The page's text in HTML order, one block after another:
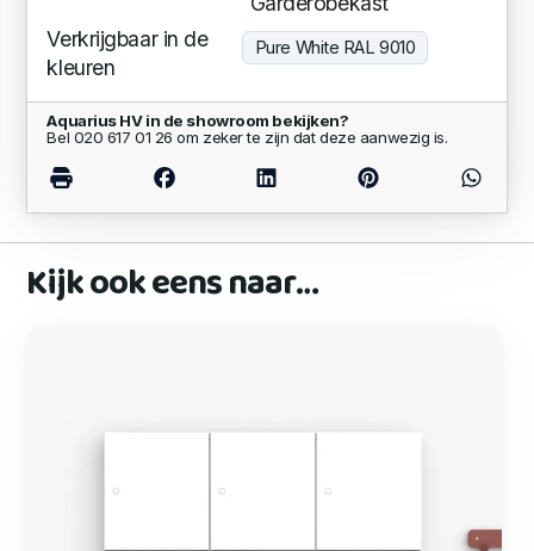
Verkrijgbaar in de
kleuren
Pure White RAL 9010
Aquarius HV in de showroom bekijken?
Bel 020 617 01 26 om zeker te zijn dat deze aanwezig is.
Kijk ook eens naar…